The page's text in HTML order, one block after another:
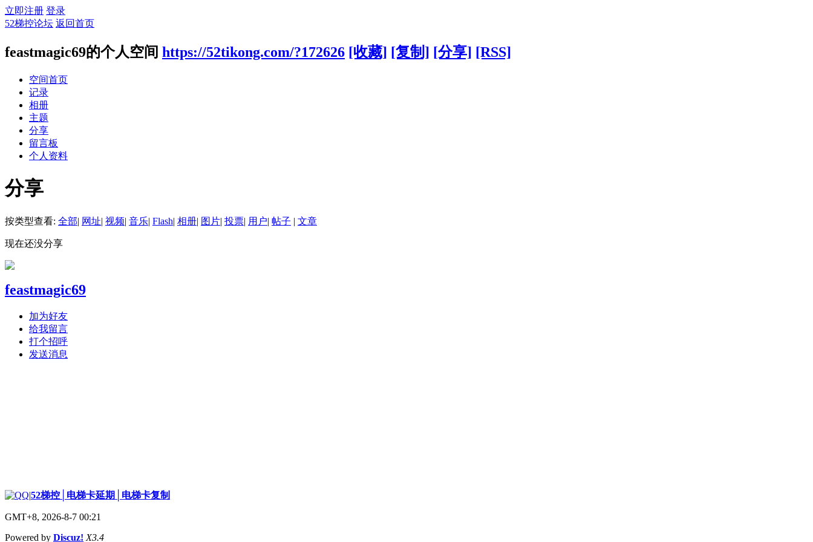
立即注册 登录
52梯控论坛 返回首页
feastmagic69的个人空间 https://52tikong.com/?172626 [收藏] [复制] [分享] [RSS]
空间首页
记录
相册
主题
分享
留言板
个人资料
分享
按类型查看: 全部| 网址| 视频| 音乐| Flash| 相册| 图片| 投票| 用户| 帖子 | 文章
现在还没分享
feastmagic69
加为好友
给我留言
打个招呼
发送消息
|52梯控│电梯卡延期│电梯卡复制
GMT+8, 2026-8-7 00:21
Powered by Discuz! X3.4